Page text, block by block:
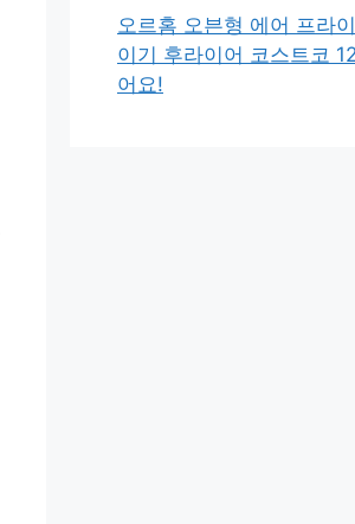
오르홈 오븐형 에어 프라
이기 후라이어 코스트코
어요!